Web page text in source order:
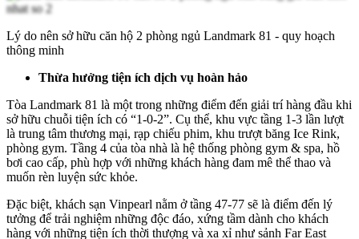
Lý do nên sở hữu căn hộ 2 phòng ngủ Landmark 81 - quy hoạch
thông minh
Thừa hưởng tiện ích dịch vụ hoàn hảo
Tòa Landmark 81 là một trong những điểm đến giải trí hàng đầu khi
sở hữu chuỗi tiện ích có “1-0-2”. Cụ thể, khu vực tầng 1-3 lần lượt
là trung tâm thương mại, rạp chiếu phim, khu trượt băng Ice Rink,
phòng gym. Tầng 4 của tòa nhà là hệ thống phòng gym & spa, hồ
bơi cao cấp, phù hợp với những khách hàng đam mê thể thao và
muốn rèn luyện sức khỏe.
Đặc biệt, khách sạn Vinpearl nằm ở tầng 47-77 sẽ là điểm đến lý
tưởng để trải nghiệm những độc đáo, xứng tầm dành cho khách
hàng với những tiện ích thời thượng và xa xỉ như sảnh Far East